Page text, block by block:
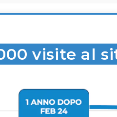
visite al